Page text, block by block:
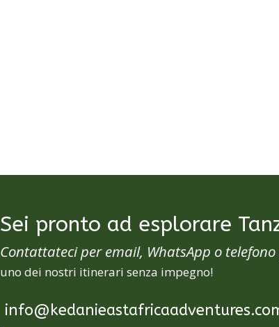
Sei pronto ad esplorare
Contattateci per email, WhatsApp o telefono
uno dei nostri itinerari senza impegno!